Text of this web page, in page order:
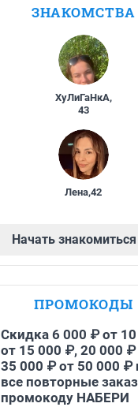
ЗНАКОМСТВА
ХуЛиГаНкА,
43
Лена,42
Начать знакомиться
ПРОМОКОДЫ
Скидка 6 000 ₽ от
от 15 000 ₽, 20 000
35 000 ₽ от 50 000 ₽
все повторные
промокоду НАБЕРИ